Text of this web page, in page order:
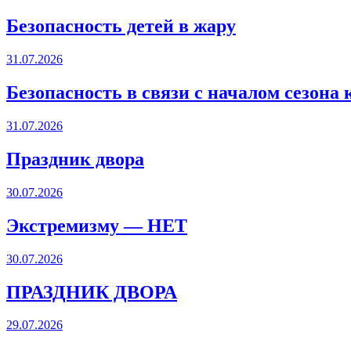
Безопасность детей в жару
31.07.2026
Безопасность в связи с началом сезона
31.07.2026
Праздник двора
30.07.2026
Экстремизму — НЕТ
30.07.2026
ПРАЗДНИК ДВОРА️
29.07.2026